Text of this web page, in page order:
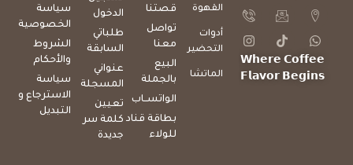
𝗪𝗵𝗲𝗿𝗲 𝗖𝗼𝗳𝗳𝗲𝗲
𝗙𝗹𝗮𝘃𝗼𝗿 𝗕𝗲𝗴𝗶𝗻𝘀
القهوة
أدوات
التحضير
الماتشا
قصتنا
تواصل
معنا
البيع
بالجملة
الواتســاب
بطاقة قناد
للولاء
الدخول
طلباتي
السابقة
عنواني
المسجلة
تعيين
كلمة سر
جديدة
سياسة
الخصوصية
الشروط
والأحكام
سياسة
الاسترجاع و
التبديل